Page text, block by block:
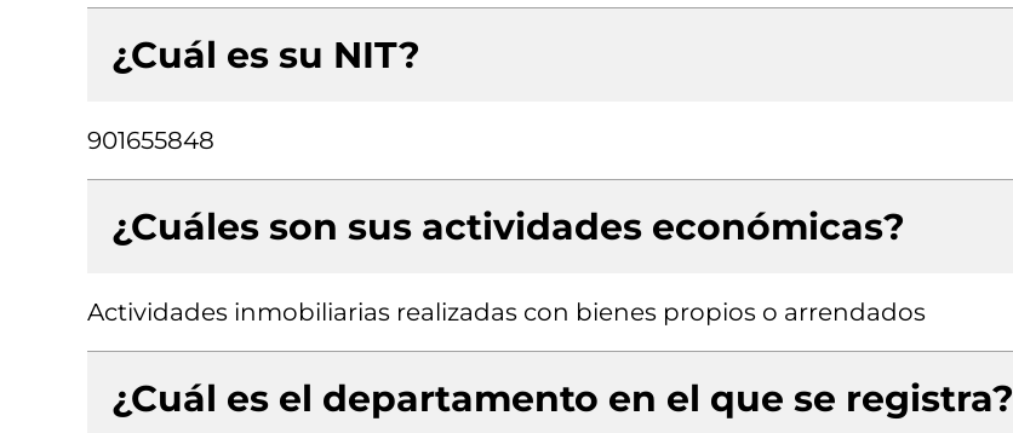
¿Cuál es su NIT?
901655848
¿Cuáles son sus actividades económicas?
Actividades inmobiliarias realizadas con bienes propios o arrendados
¿Cuál es el departamento en el que se registra?